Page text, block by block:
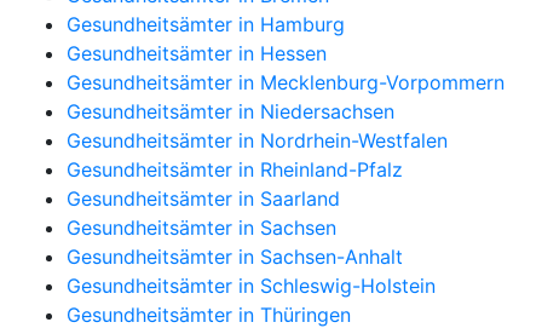
Gesundheitsämter in Hamburg
Gesundheitsämter in Hessen
Gesundheitsämter in Mecklenburg-Vorpommern
Gesundheitsämter in Niedersachsen
Gesundheitsämter in Nordrhein-Westfalen
Gesundheitsämter in Rheinland-Pfalz
Gesundheitsämter in Saarland
Gesundheitsämter in Sachsen
Gesundheitsämter in Sachsen-Anhalt
Gesundheitsämter in Schleswig-Holstein
Gesundheitsämter in Thüringen